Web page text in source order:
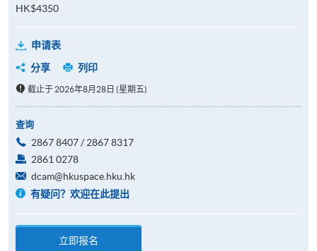
HK$4350
申请表
分享
列印
截止于 2026年8月28日 (星期五)
查询
2867 8407 / 2867 8317
2861 0278
dcam@hkuspace.hku.hk
有疑问？欢迎在此提出
立即报名